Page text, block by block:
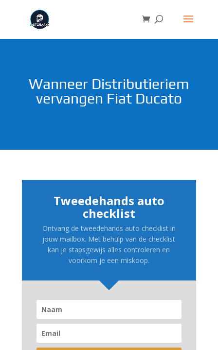
Wanneer Distributieriem
vervangen Fiat Ducato
Tweedehands auto
checklist
Ontvang de tweedehands auto checklist in
jouw mailbox. Met behulp van de checklist
kan je stapsgewijs alles controleren en
voorkom je een miskoop.